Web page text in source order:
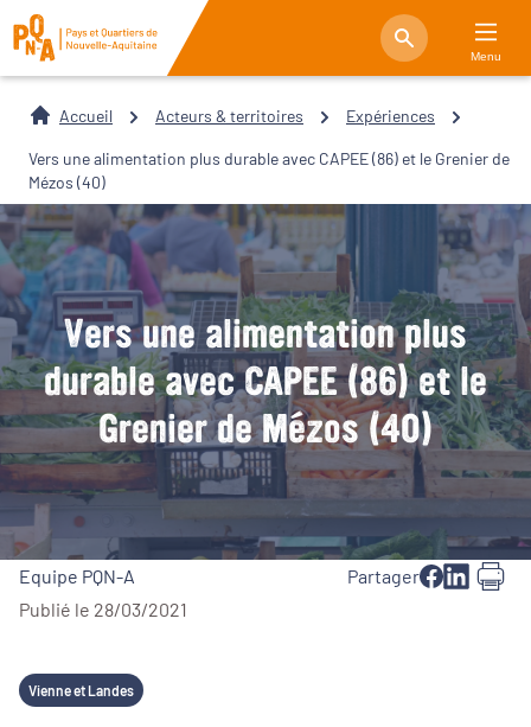
Menu
Accueil Acteurs & territoires Expériences
Vers une alimentation plus durable avec CAPEE (86) et le Grenier de
Mézos (40)
Vers une alimentation plus
durable avec CAPEE (86) et le
Grenier de Mézos (40)
Equipe PQN-A
Publié le 28/03/2021
Partager
Vienne et Landes